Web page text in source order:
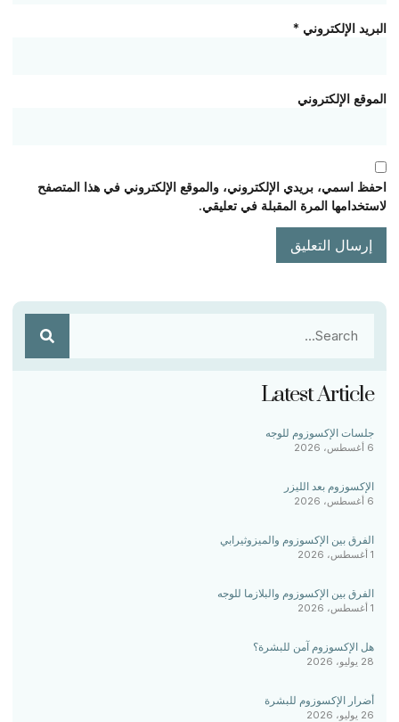
البريد الإلكتروني *
الموقع الإلكتروني
احفظ اسمي، بريدي الإلكتروني، والموقع الإلكتروني في هذا المتصفح
لاستخدامها المرة المقبلة في تعليقي.
Latest Article
جلسات الإكسوزوم للوجه
6 أغسطس، 2026
الإكسوزوم بعد الليزر
6 أغسطس، 2026
الفرق بين الإكسوزوم والميزوثيرابي
1 أغسطس، 2026
الفرق بين الإكسوزوم والبلازما للوجه
1 أغسطس، 2026
هل الإكسوزوم آمن للبشرة؟
28 يوليو، 2026
أضرار الإكسوزوم للبشرة
26 يوليو، 2026